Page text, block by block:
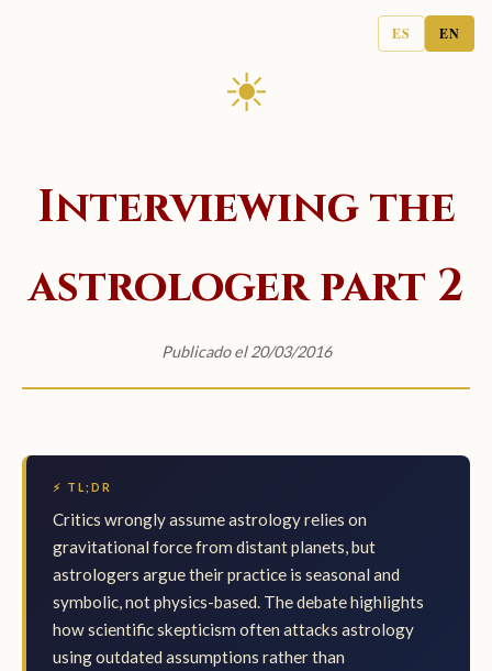
ES EN
☀
Interviewing the
astrologer part 2
Publicado el 20/03/2016
⚡ TL;DR
Critics wrongly assume astrology relies on
gravitational force from distant planets, but
astrologers argue their practice is seasonal and
symbolic, not physics-based. The debate highlights
how scientific skepticism often attacks astrology
using outdated assumptions rather than